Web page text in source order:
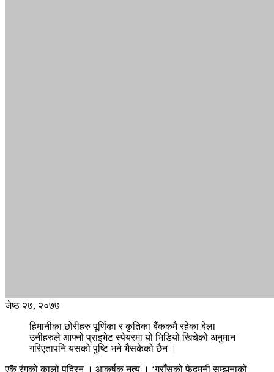
जेष्ठ २७, २०७७
हिमानीका छोरीहरु पूर्णिका र कृतिका बैंककमै रहेका बेला
उनीहरुले आफ्नो प्राइभेट स्पेयरमा यो भिडियो खिचेको अनुमान
गरिएतापनि यसको पुष्टि भने भैसकेको छैन ।
एकै रंगको कालो पहिरन । आकर्षक नृत्य । ‘गुराँसको फेदमूनी सम्झनाको